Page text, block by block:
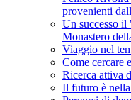
provenienti
Un successo
Monastero
Viaggio nel
Come cercare
Ricerca attiva
Il futuro è